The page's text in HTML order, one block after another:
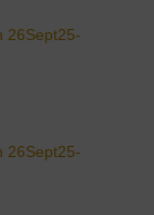
26Sept25-
26Sept25-